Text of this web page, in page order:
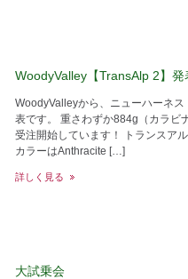
WoodyValley【TransAlp 2】発
WoodyValleyから、ニューハーネ
表です。 重さわずか884g（カラビ
受注開始しています！ トランスア
カラーはAnthracite […]
詳しく見る
大試乗会